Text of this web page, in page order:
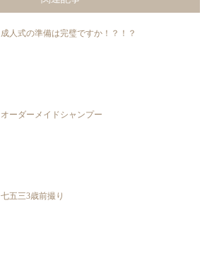
成人式の準備は完璧ですか！？！？
オーダーメイドシャンプー
七五三3歳前撮り